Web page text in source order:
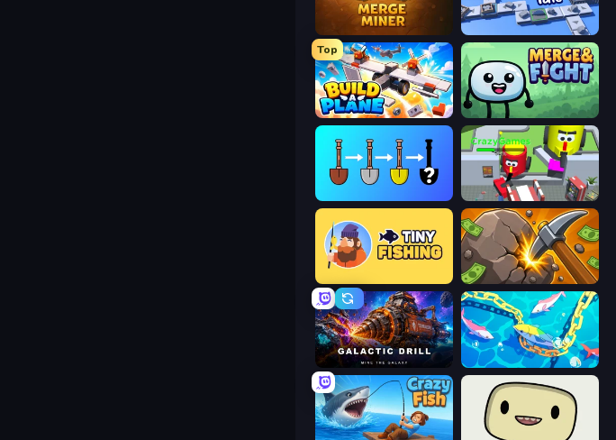
Merge Miner Conveyor Idle
Top
Build A Plane Merge & Fight
CleanUp.IO
Mine Clicker
Galactic Drill Deep Sea Duel